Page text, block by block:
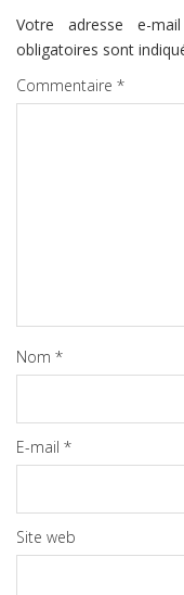
Votre adresse e-
obligatoires sont
Commentaire *
Nom *
E-mail *
Site web